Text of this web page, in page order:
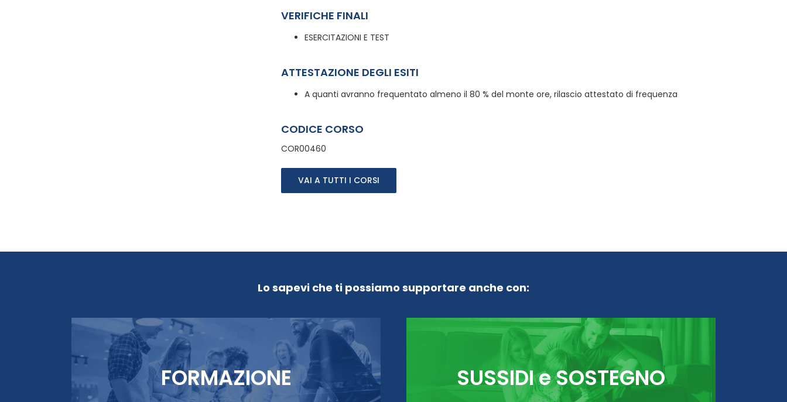
VERIFICHE FINALI
ESERCITAZIONI E TEST
ATTESTAZIONE DEGLI ESITI
A quanti avranno frequentato almeno il 80 % del monte ore, rilascio attestato di frequenza
CODICE CORSO
COR00460
VAI A TUTTI I CORSI
Lo sapevi che ti possiamo supportare anche con:
FORMAZIONE SUSSIDI e SOSTEGNO